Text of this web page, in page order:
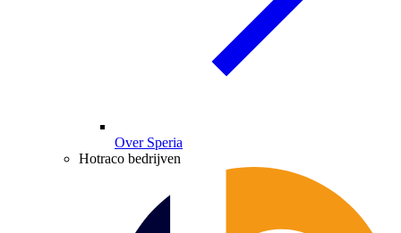
Over Speria
Hotraco bedrijven